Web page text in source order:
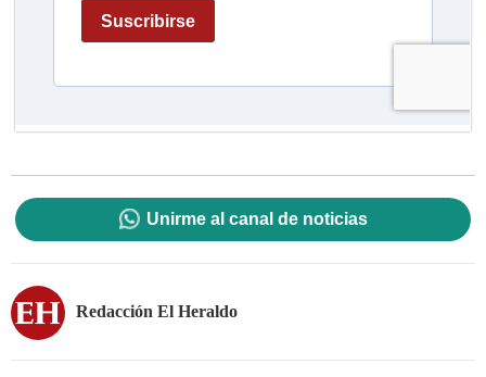
Unirme al canal de noticias
Redacción El Heraldo